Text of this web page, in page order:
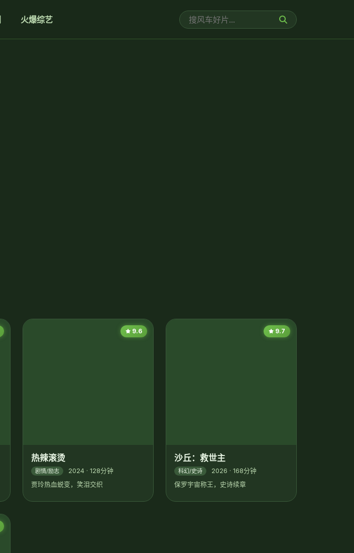
火爆综艺
9.6
热辣滚烫
剧情/励志
2024 · 128分钟
贾玲热血蜕变，笑泪交织
9.7
沙丘：救世主
科幻/史诗
2026 · 168分钟
保罗宇宙称王，史诗续章